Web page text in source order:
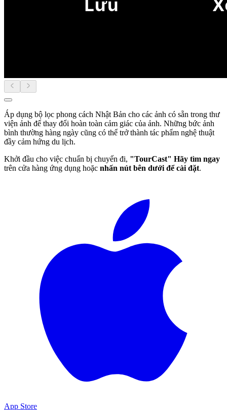
Áp dụng bộ lọc phong cách Nhật Bản cho các ảnh có sẵn trong thư
viện ảnh để thay đổi hoàn toàn cảm giác của ảnh. Những bức ảnh
bình thường hàng ngày cũng có thể trở thành tác phẩm nghệ thuật
đầy cảm hứng du lịch.
Khởi đầu cho việc chuẩn bị chuyến đi, "TourCast" Hãy tìm ngay
trên cửa hàng ứng dụng hoặc nhấn nút bên dưới để cài đặt.
App Store